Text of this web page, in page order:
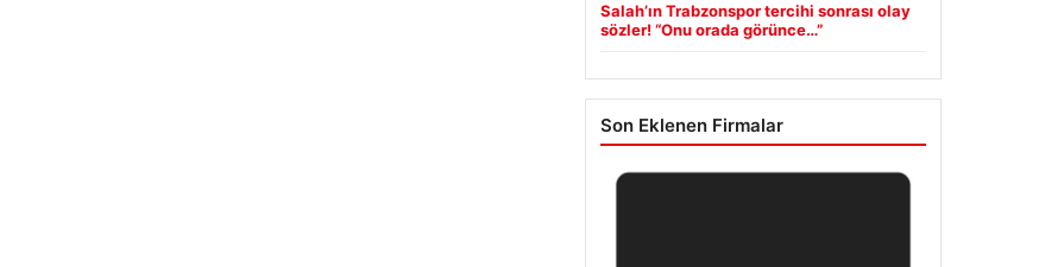
Salah’ın Trabzonspor tercihi sonrası olay
sözler! “Onu orada görünce…”
Son Eklenen Firmalar